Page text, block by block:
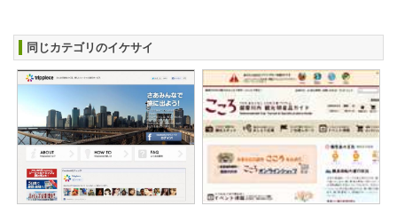
同じカテゴリのイケサイ